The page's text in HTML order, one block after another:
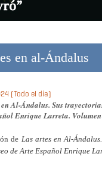
en al-Ándalus
(Todo el día)
Al-Ándalus. Sus
Enrique Larreta.
de Las artes en Al-
de Arte Español Enrique